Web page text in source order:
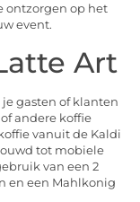
ontzorgen op het
event.
Art
gasten of klanten
andere koffie
vanuit de Kaldi
tot mobiele
van een 2
en een Mahlkonig